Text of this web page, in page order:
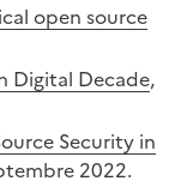
open source
Digital Decade,
Security in
2022.